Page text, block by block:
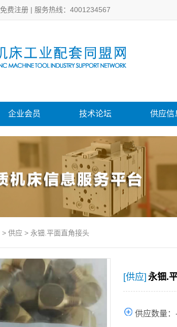
免费注册 | 服务热线：4001234567
企业会员 技术论坛 供应信
> 供应 > 永钿.平面直角接头
[供应] 永钿.
供应数量：